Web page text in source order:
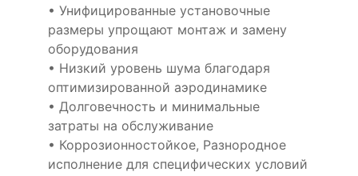
• Унифицированные установочные
размеры упрощают монтаж и замену
оборудования
• Низкий уровень шума благодаря
оптимизированной аэродинамике
• Долговечность и минимальные
затраты на обслуживание
• Коррозионностойкое, Разнородное
исполнение для специфических условий